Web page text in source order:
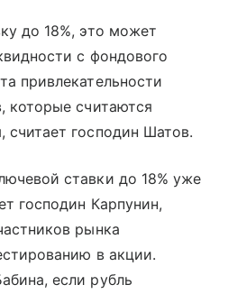
до 18%, это может
с фондового
привлекательности
которые считаются
господин Шатов.
ставки до 18% уже
господин Карпунин,
рынка
в акции.
если рубль